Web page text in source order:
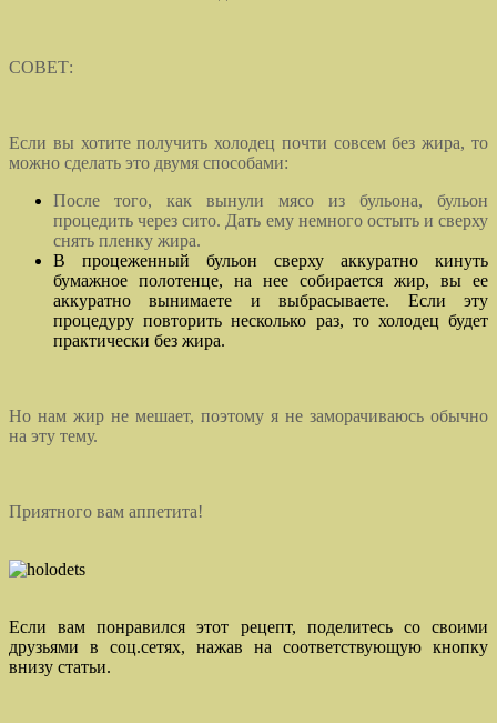
СОВЕТ:
Если вы хотите получить холодец почти совсем без жира, то
можно сделать это двумя способами:
После того, как вынули мясо из бульона, бульон
процедить через сито. Дать ему немного остыть и сверху
снять пленку жира.
В процеженный бульон сверху аккуратно кинуть
бумажное полотенце, на нее собирается жир, вы ее
аккуратно вынимаете и выбрасываете. Если эту
процедуру повторить несколько раз, то холодец будет
практически без жира.
Но нам жир не мешает, поэтому я не заморачиваюсь обычно
на эту тему.
Приятного вам аппетита!
Если вам понравился этот рецепт, поделитесь со своими
друзьями в соц.сетях, нажав на соответствующую кнопку
внизу статьи.